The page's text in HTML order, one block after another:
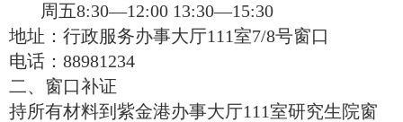
周五8:30—12:00 13:30—15:30
地址：行政服务办事大厅111室7/8号窗口
电话： 88981234
二、窗口补证
持所有材料到紫金港办事大厅111室研究生院窗